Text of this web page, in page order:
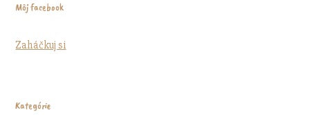
Môj facebook
Zaháčkuj si
Kategórie